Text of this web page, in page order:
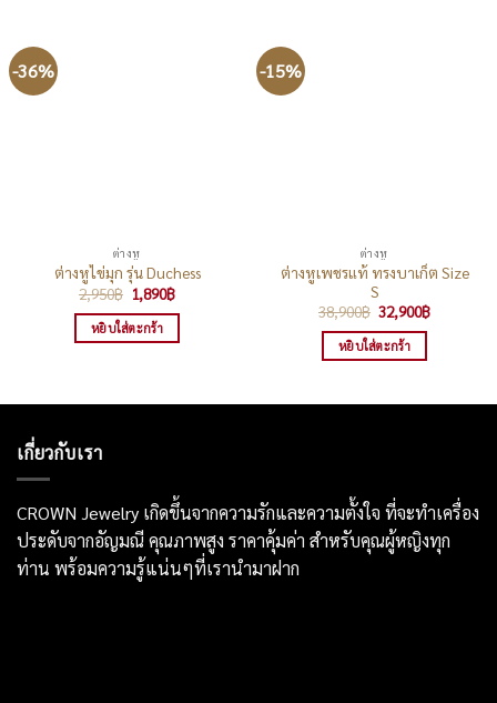
-36%
ต่างหู
ต่างหูไข่มุก รุ่น Duchess
2,950฿ Original
price
was:
2,950฿.
1,890฿Current
is:
หยิบใส่ตะกร้า
-15%
ต่างหู
ต่างหูเพชรแท้ ทรงบาเก็ต Size
S
38,900฿ Original
price
was:
38,900฿.
32,900฿Current
หยิบใส่ตะกร้า
เกี่ยวกับเรา
CROWN Jewelry เกิดขึ้นจากความรักและความตั้งใจ ที่จะทำเครื่อง
ประดับจากอัญมณี คุณภาพสูง ราคาคุ้มค่า สำหรับคุณผู้หญิงทุก
ท่าน พร้อมความรู้แน่นๆที่เรานำมาฝาก